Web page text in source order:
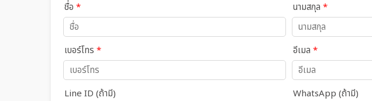
ชื่อ * นามสกุล *
เบอร์โทร * อีเมล *
Line ID (ถ้ามี) WhatsApp (ถ้ามี)